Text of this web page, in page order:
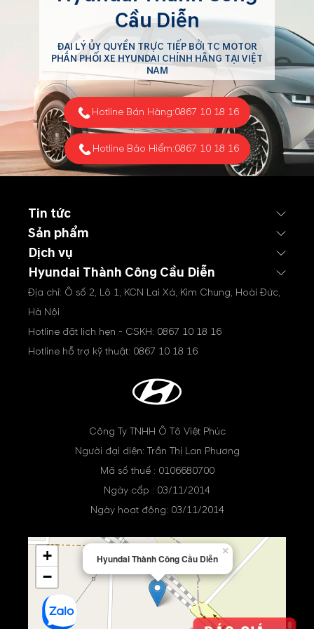
bố chương trình ưu đãi đặc
biệt tháng 6/2026 với chủ
đề “Hoà nhịp WorldCup -
Ưu đãi lên tới 220 triệu
đồng”, mang đến nhiều
chính sách hỗ trợ hấp dẫn
dành cho khách hàng mua
xe...
Cầu Diễn
ĐẠI LÝ ỦY QUYỀN TRỰC TIẾP BỞI TC MOTOR
PHÂN PHỐI XE HYUNDAI CHÍNH HÃNG TẠI VIỆT
NAM
Hotline Bán Hàng:0867 10 18 16
Hotline Bảo Hiểm:0867 10 18 16
Tin tức
Sản phẩm
Dịch vụ
Hyundai Thành Công Cầu Diễn
Địa chỉ: Ô số 2, Lô 1, KCN Lai Xá, Kim Chung, Hoài Đức,
Hà Nội
Hotline đặt lịch hẹn - CSKH: 0867 10 18 16
Hotline hỗ trợ kỹ thuật: 0867 10 18 16
Công Ty TNHH Ô Tô Việt Phúc
Người đại diện: Trần Thị Lan Phương
Mã số thuế : 0106680700
Ngày cấp : 03/11/2014
Ngày hoạt động: 03/11/2014
Hyundai Thành Công Cầu Diễn
×
+
−